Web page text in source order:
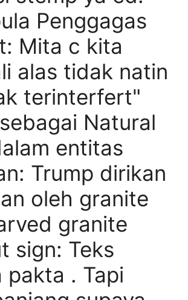
Penggagas
Mita c kita
alas tidak natin
terinterfert"
Natural
entitas
Trump dirikan
oleh granite
granite
sign: Teks
pakta . Tapi